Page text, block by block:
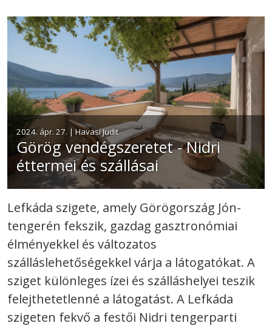
2024. ápr. 27. | Havasi Judit
Görög vendégszeretet - Nidri
éttermei és szállásai
Lefkáda szigete, amely Görögország Jón-
tengerén fekszik, gazdag gasztronómiai
élményekkel és változatos
szálláslehetőségekkel várja a látogatókat. A
sziget különleges ízei és szálláshelyei teszik
felejthetetlenné a látogatást. A Lefkáda
szigeten fekvő a festői Nidri tengerparti